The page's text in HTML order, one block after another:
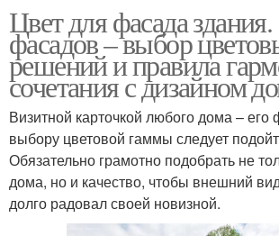
Цвет для фасада
фасадов – выбор
решений и правила
сочетания с дизайном
Визитной карточкой любого дома – его
выбору цветовой гаммы следует
Обязательно грамотно подобрать не
дома, но и качество, чтобы внешний
долго радовал своей новизной.